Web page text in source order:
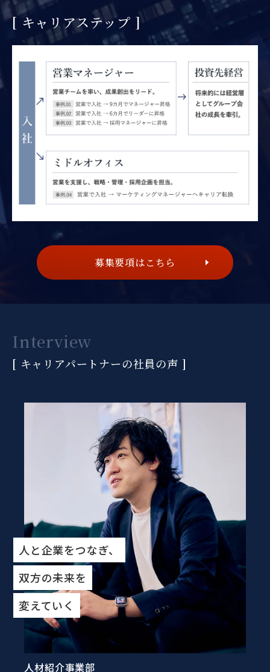
[ キャリアステップ ]
募集要項はこちら
Interview
[ キャリアパートナーの社員の声 ]
人と企業をつなぎ、
双方の未来を
変えていく
人材紹介事業部